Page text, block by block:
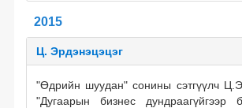
2015
Ц. Эрдэнэцэцэг
"Өдрийн шуудан" сонины сэтгүүлч
"Дугаарын бизнес дундраагүйгээр